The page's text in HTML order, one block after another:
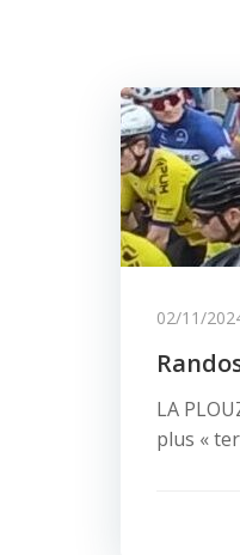
02/11/
LA
plus «